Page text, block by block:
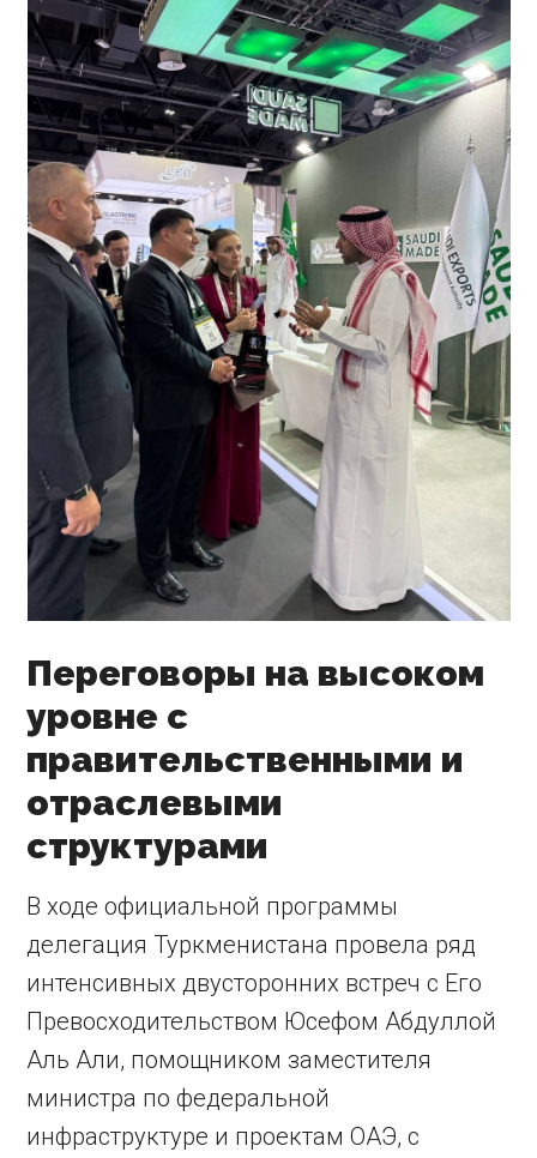
Переговоры на высоком
уровне с
правительственными и
отраслевыми
структурами
В ходе официальной программы
делегация Туркменистана провела ряд
интенсивных двусторонних встреч с Его
Превосходительством Юсефом Абдуллой
Аль Али, помощником заместителя
министра по федеральной
инфраструктуре и проектам ОАЭ, с